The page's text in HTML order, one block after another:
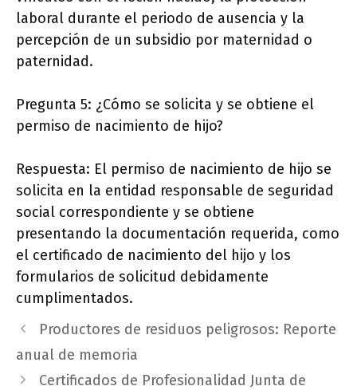
laboral durante el periodo de ausencia y la
percepción de un subsidio por maternidad o
paternidad.
Pregunta 5: ¿Cómo se solicita y se obtiene el
permiso de nacimiento de hijo?
Respuesta: El permiso de nacimiento de hijo se
solicita en la entidad responsable de seguridad
social correspondiente y se obtiene
presentando la documentación requerida, como
el certificado de nacimiento del hijo y los
formularios de solicitud debidamente
cumplimentados.
Productores de residuos peligrosos: Reporte
anual de memoria
Certificados de Profesionalidad Junta de